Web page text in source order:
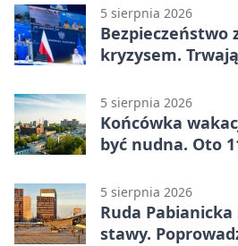
5 sierpnia 2026
Bezpieczeństwo
kryzysem.
5 sierpnia 2026
Końcówka
być nudna. Oto
5 sierpnia 2026
Ruda
stawy.